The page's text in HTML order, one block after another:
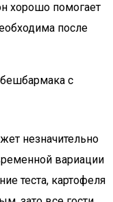
хорошо помогает
после
с
незначительно
вариации
теста, картофеля